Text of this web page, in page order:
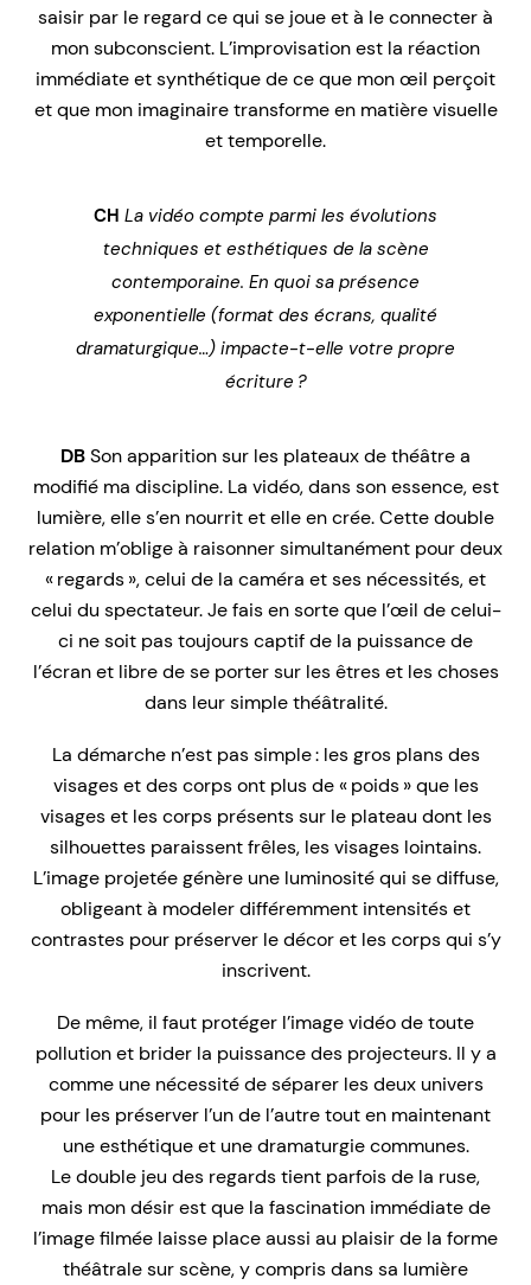
saisir par le regard ce qui se joue et à le connecter à
mon subconscient. L’improvisation est la réaction
immédiate et synthétique de ce que mon œil perçoit
et que mon imaginaire transforme en matière visuelle
et temporelle.
CH La vidéo compte parmi les évolutions
techniques et esthétiques de la scène
contemporaine. En quoi sa présence
exponentielle (format des écrans, qualité
dramaturgique…) impacte-t-elle votre propre
écriture ?
DBSon apparition sur les plateaux de théâtre a
modifié ma discipline. La vidéo, dans son essence, est
lumière, elle s’en nourrit et elle en crée. Cette double
relation m’oblige à raisonner simultanément pour deux
« regards », celui de la caméra et ses nécessités, et
celui du spectateur. Je fais en sorte que l’œil de celui-
ci ne soit pas toujours captif de la puissance de
l’écran et libre de se porter sur les êtres et les choses
dans leur simple théâtralité.
La démarche n’est pas simple : les gros plans des
visages et des corps ont plus de « poids » que les
visages et les corps présents sur le plateau dont les
silhouettes paraissent frêles, les visages lointains.
L’image projetée génère une luminosité qui se diffuse,
obligeant à modeler différemment intensités et
contrastes pour préserver le décor et les corps qui s’y
inscrivent.
De même, il faut protéger l’image vidéo de toute
pollution et brider la puissance des projecteurs. Il y a
comme une nécessité de séparer les deux univers
pour les préserver l’un de l’autre tout en maintenant
une esthétique et une dramaturgie communes.
Le double jeu des regards tient parfois de la ruse,
mais mon désir est que la fascination immédiate de
l’image filmée laisse place aussi au plaisir de la forme
théâtrale sur scène, y compris dans sa lumière